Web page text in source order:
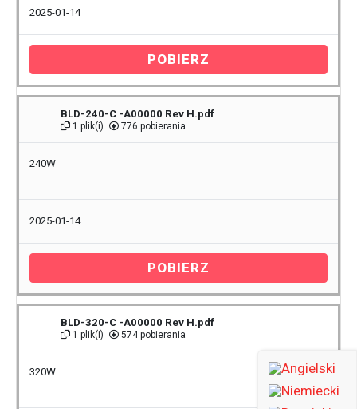
2025-01-14
POBIERZ
BLD-240-C -A00000 Rev H.pdf
1 plik(i) 776 pobierania
240W
2025-01-14
POBIERZ
BLD-320-C -A00000 Rev H.pdf
1 plik(i) 574 pobierania
320W